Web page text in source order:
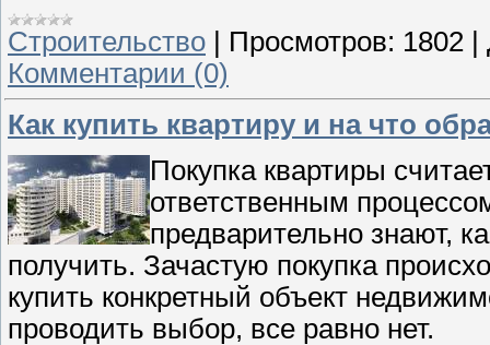
Строительство
Просмотров: 1802
Комментарии (0)
Как купить квартиру и на что
Покупка квартиры
ответственным
предварительно знают,
получить. Зачастую покупка
купить конкретный объект
проводить выбор, все равно нет.